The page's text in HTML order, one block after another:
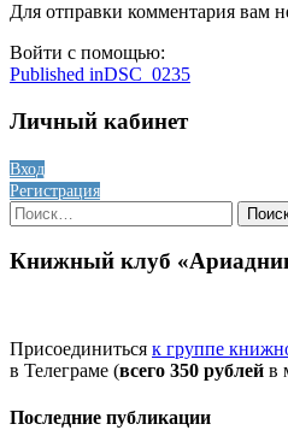
Для отправки комментария вам
Войти с помощью:
Навигация
по
Published inDSC_0235
Личный кабинет
Вход
Регистрация
Найти:
Книжный клуб
Присоединиться к группе
в Телеграме (всего 350 рублей в
Последние публикации